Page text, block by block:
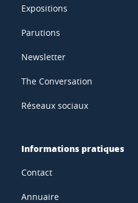
Expositions
Parutions
Newsletter
The Conversation
Réseaux sociaux
Informations pratiques
Contact
Annuaire